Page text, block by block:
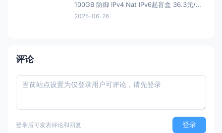
100GB 防御 IPv4 Nat IPv6起盲盒 36.3元/年
- 亿安云 地域节点:湖北武汉-B1 CPU核
2025-06-26
评论
登录后可发表评论和回复 登录